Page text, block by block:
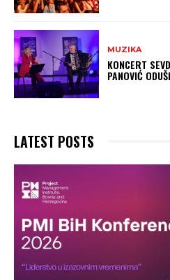
MUZIKA
KONCERT
PANOVIĆ
LATEST POSTS